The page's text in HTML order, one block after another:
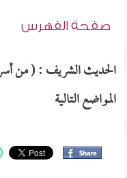
صفحة الفهرس
الحديث الشريف : ( من أسر
المواضع التالية